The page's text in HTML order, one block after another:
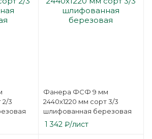
2/3
Фанера ФСФ 9 мм
2440х1220 мм сорт 3/3
шлифованная березовая
1 342 ₽/лист